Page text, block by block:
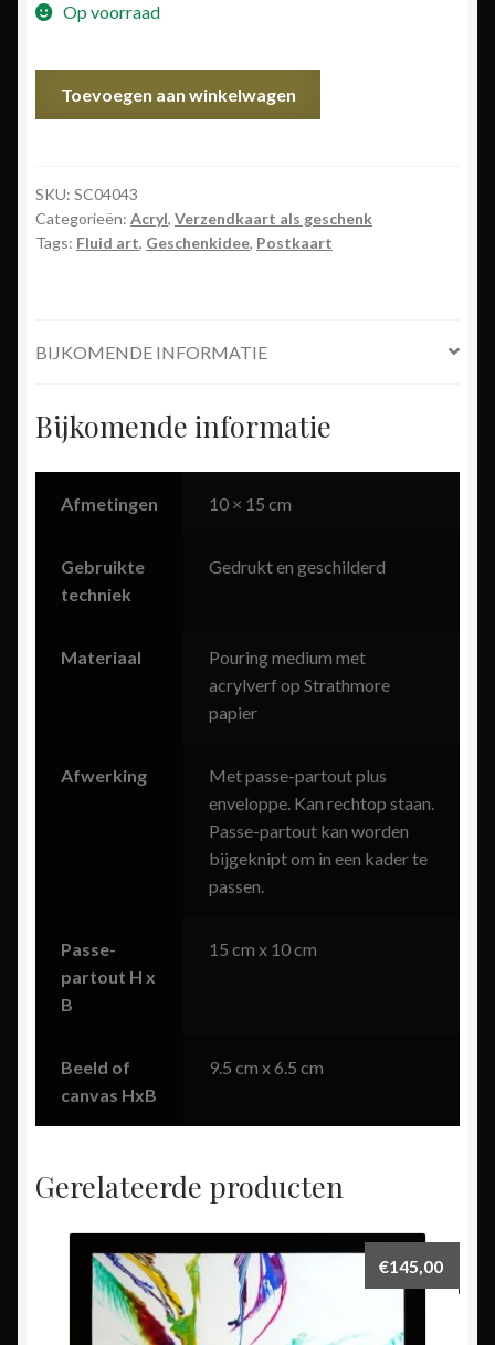
Op voorraad
cm
x
10
Toevoegen aan winkelwagen
SKU: SC04043
Categorieën: Acryl, Verzendkaart als geschenk
Tags: Fluid art, Geschenkidee, Postkaart
BIJKOMENDE INFORMATIE
Bijkomende informatie
Afmetingen 10 × 15 cm
Gebruikte
techniek
Gedrukt en geschilderd
Materiaal
Pouring medium met
acrylverf op Strathmore
papier
Afwerking
Met passe-partout plus
enveloppe. Kan rechtop staan.
Passe-partout kan worden
bijgeknipt om in een kader te
passen.
Passe-
partout H x
B
15 cm x 10 cm
Beeld of
canvas HxB
9.5 cm x 6.5 cm
Gerelateerde producten
€145,00